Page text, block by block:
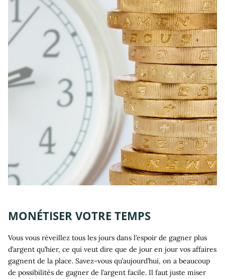
MONÉTISER VOTRE TEMPS
Vous vous réveillez tous les jours dans l’espoir de gagner plus
d’argent qu’hier, ce qui veut dire que de jour en jour vos affaires
gagnent de la place. Savez-vous qu’aujourd’hui, on a beaucoup
de possibilités de gagner de l’argent facile. Il faut juste miser